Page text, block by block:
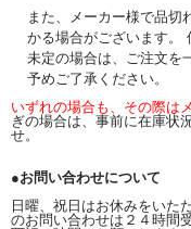
また、メーカー様で品切
かる場合がございます。
未定の場合は、ご注文を
予めご了承ください。
いずれの場合も、その際は
ぎの場合は、事前に在庫状
せ。
●お問い合わせについて
日曜、祝日はお休みをいた
のお問い合わせは２４時間